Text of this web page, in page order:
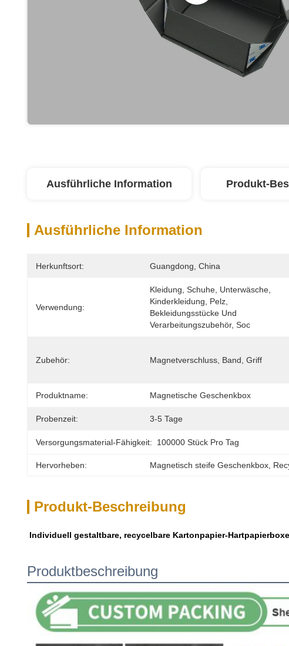
Ausführliche Information Produkt-
Ausführliche Information
Herkunftsort: Guangdong, China
Verwendung:
Kleidung, Schuhe, Unterwäsche,
Kinderkleidung, Pelz,
Bekleidungsstücke Und
Verarbeitungszubehör, Soc
Zubehör: Magnetverschluss, Band, Griff
Produktname: Magnetische Geschenkbox
Probenzeit: 3-5 Tage
Versorgungsmaterial-Fähigkeit: 100000 Stück Pro Tag
Hervorheben: Magnetisch steife Geschenkbox
Produkt-Beschreibung
Individuell gestaltbare, recycelbare Kartonpapier-
Produktbeschreibung